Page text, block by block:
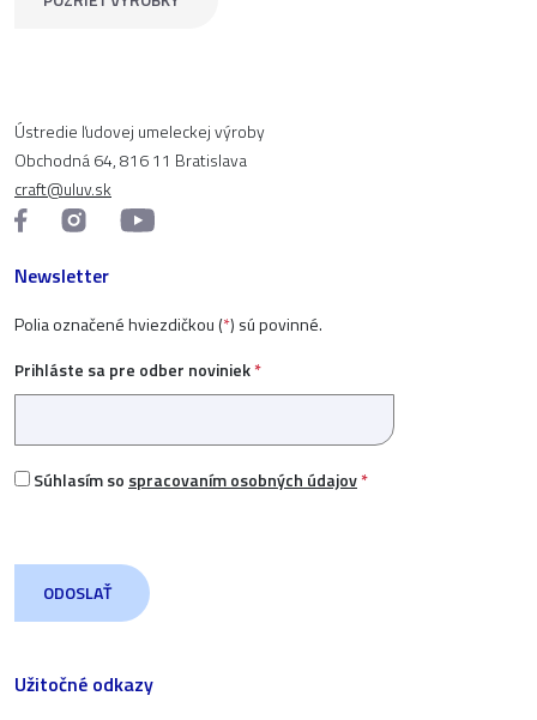
Užitočné odkazy
Ústredie ľudovej umeleckej výroby
Obchodná 64, 816 11 Bratislava
craft@uluv.sk
Newsletter
Polia označené hviezdičkou (*) sú povinné.
Prihláste sa pre odber noviniek*
Súhlasím so spracovaním osobných údajov*